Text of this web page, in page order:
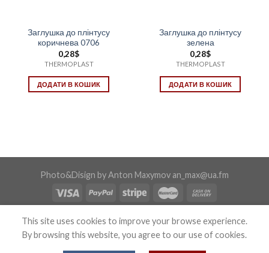
Заглушка до плінтусу
коричнева 0706
0,28$
THERMOPLAST
ДОДАТИ В КОШИК
Заглушка до плінтусу
зелена
0,28$
THERMOPLAST
ДОДАТИ В КОШИК
Photo&Disign by Anton Maxymov an_max@ua.fm
This site uses cookies to improve your browse experience.
By browsing this website, you agree to our use of cookies.